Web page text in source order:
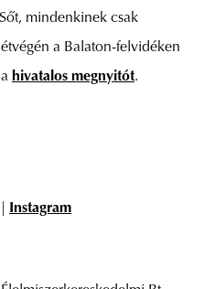
mindenkinek csak
a Balaton-felvidéken
hivatalos megnyitót.
Instagram